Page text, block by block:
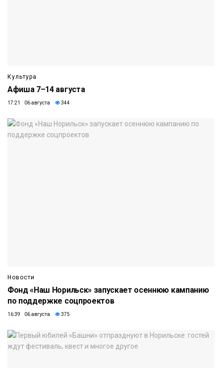
Культура
Афиша 7–14 августа
17:21 06 августа 344
Новости
Фонд «Наш Норильск» запускает осеннюю кампанию
по поддержке соцпроектов
16:39 06 августа 375